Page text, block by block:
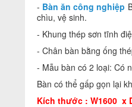
- Bàn ăn công nghiệp
chìu, vệ sinh.
- Khung thép sơn tĩnh
- Chân bàn bằng ống
- Mẫu bàn có 2 loại: Có
Bàn có thể gấp gọn lại
Kích thước : W1600 x